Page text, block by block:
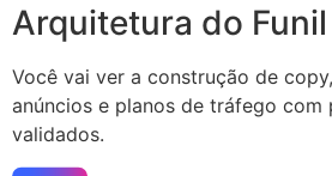
Arquitetura do
Você vai ver a construção de
anúncios e planos de tráfego
validados.